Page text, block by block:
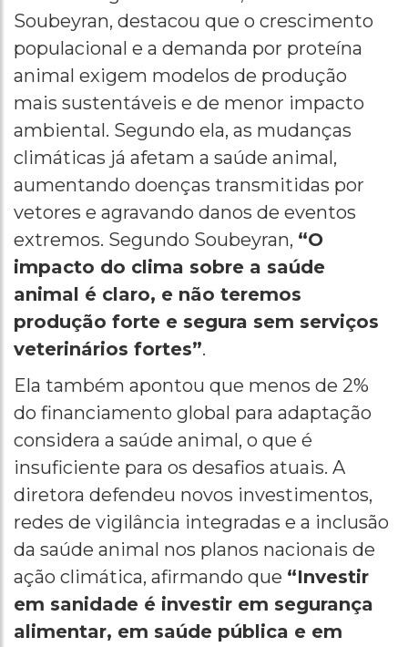
Soubeyran, destacou que o crescimento
populacional e a demanda por proteína
animal exigem modelos de produção
mais sustentáveis e de menor impacto
ambiental. Segundo ela, as mudanças
climáticas já afetam a saúde animal,
aumentando doenças transmitidas por
vetores e agravando danos de eventos
extremos. Segundo Soubeyran, “O
impacto do clima sobre a saúde
animal é claro, e não teremos
produção forte e segura sem serviços
veterinários fortes”.
Ela também apontou que menos de 2%
do financiamento global para adaptação
considera a saúde animal, o que é
insuficiente para os desafios atuais. A
diretora defendeu novos investimentos,
redes de vigilância integradas e a inclusão
da saúde animal nos planos nacionais de
ação climática, afirmando que “Investir
em sanidade é investir em segurança
alimentar, em saúde pública e em